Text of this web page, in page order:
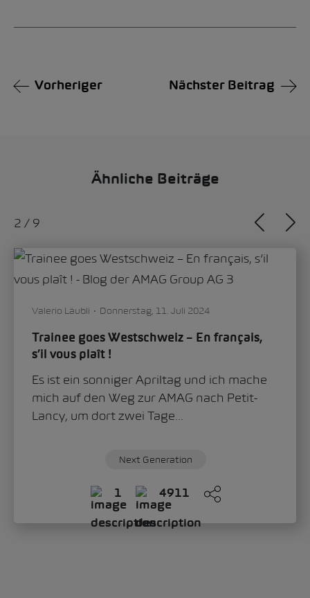
Vorheriger Nächster Beitrag
Ähnliche Beiträge
3 / 9
Dominik Mate Donnerstag, 23. Mai 2024
Leistungssport und Ausbildung bei der
AMAG: zwei Schweizer Eishockeymeister
zeigen, wie es geht
Leistungssport betreiben und gleichzeitig
Next Generation